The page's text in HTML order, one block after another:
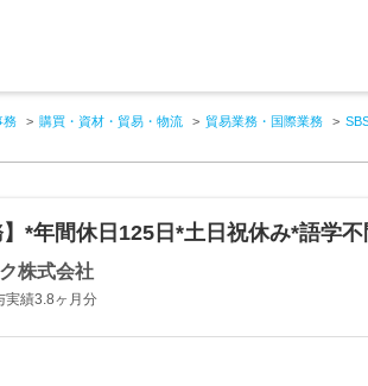
務 購買・資材・貿易・物流 貿易業務・国際業務
*年間休日125日*土日祝休み*語学不
株式会社
実績3.8ヶ月分